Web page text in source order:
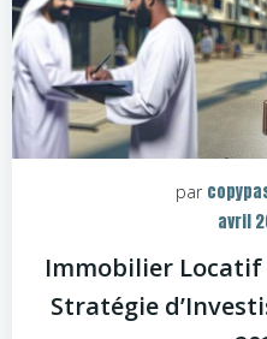
par
avril
Immobilier Locatif
Stratégie